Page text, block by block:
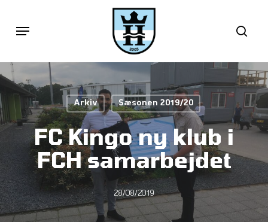
content
Menu
Arkiv Sæsonen 2019/20
FC Kingo ny klub i
FCH samarbejdet
28/08/2019